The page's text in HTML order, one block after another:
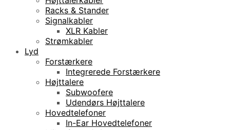
Racks & Stander
Signalkabler
XLR Kabler
Strømkabler
Lyd
Forstærkere
Integrerede Forstærkere
Højttalere
Subwoofere
Udendørs Højttalere
Hovedtelefoner
In-Ear Hovedtelefoner